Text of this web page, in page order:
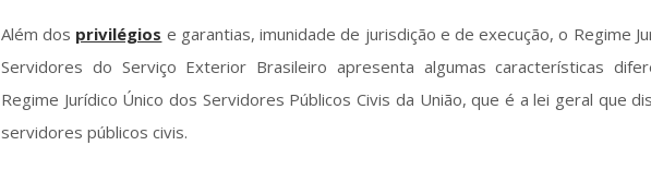
Além dos privilégios e garantias, imunidade de jurisdição e de execução, o Regime
Servidores do Serviço Exterior Brasileiro apresenta algumas características
Regime Jurídico Único dos Servidores Públicos Civis da União, que é a lei geral que
servidores públicos civis.